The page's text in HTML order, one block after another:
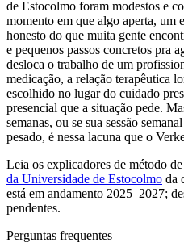
de Estocolmo foram modestos e
momento em que algo aperta, um
honesto do que muita gente
e pequenos passos concretos pra
desloca o trabalho de um
medicação, a relação terapêutica
escolhido no lugar do cuidado
presencial que a situação pede.
semanas, ou se sua sessão
pesado, é nessa lacuna que o
Leia os explicadores de método de
da Universidade de Estocolmo da
está em andamento 2025–2027;
pendentes.
Perguntas frequentes